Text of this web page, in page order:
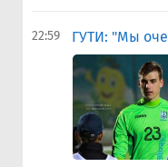
22:59 ГУТИ: "Мы